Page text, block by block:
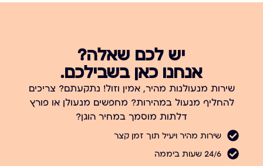
יש לכם שאלה?
אנחנו כאן בשבילכם.
שירות מנעולנות מהיר, אמין וזול! נתקעתם? צריכים
להחליף מנעול במהירות? מחפשים מנעולן או פורץ
דלתות מוסמך במחיר הוגן?
שירות מהיר ויעיל תוך זמן קצר
24/6 שעות ביממה